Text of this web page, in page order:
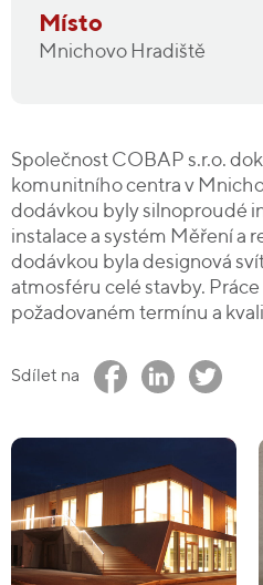
Místo
Mnichovo Hradiště
Společnost COBAP s.r.o.
komunitního centra v
dodávkou byly silnoproudé
instalace a systém Měření a
dodávkou byla designová
atmosféru celé stavby.
požadovaném termínu a
Sdílet na